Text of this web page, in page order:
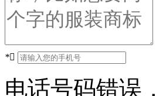
*
电话号码错误